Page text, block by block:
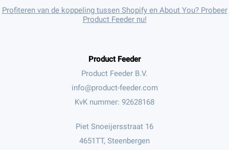
Profiteren van de koppeling tussen Shopify en About You? Probeer
Product Feeder nu!
Product Feeder
Product Feeder B.V.
KvK nummer: 92628168
Piet Snoeijersstraat 16
4651TT, Steenbergen